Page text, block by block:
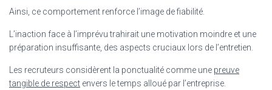
Ainsi, ce comportement renforce l’image de fiabilité.
L’inaction face à l’imprévu trahirait une motivation moindre et une
préparation insuffisante, des aspects cruciaux lors de l’entretien.
Les recruteurs considèrent la ponctualité comme une preuve
tangible de respect envers le temps alloué par l’entreprise.